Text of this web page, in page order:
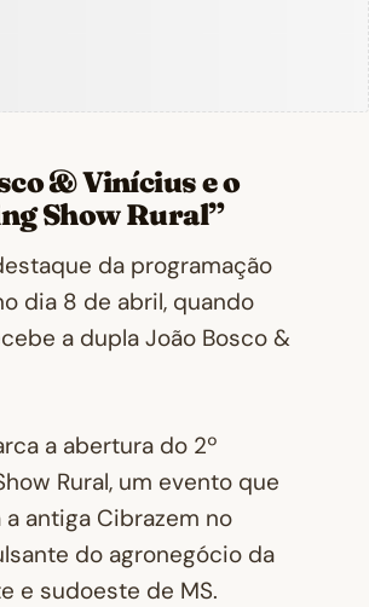
& Vinícius e o
Show Rural”
da programação
dia 8 de abril, quando
a dupla João Bosco &
a abertura do 2º
Rural, um evento que
antiga Cibrazem no
do agronegócio da
e sudoeste de MS.